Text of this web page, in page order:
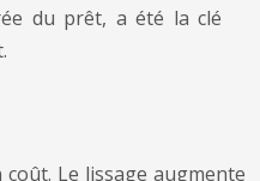
du prêt, a été la clé
Le lissage augmente